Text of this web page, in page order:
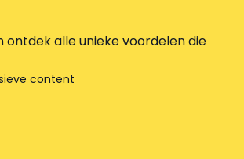
ontdek alle unieke voordelen die
content